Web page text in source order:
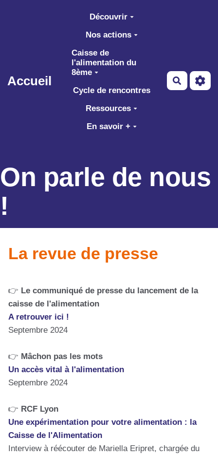
Aller au contenu principal
Accueil
Découvrir
Nos actions
Caisse de
l'alimentation du
8ème
Cycle de rencontres
Ressources
En savoir +
On parle de nous
!
La revue de presse
👉 Le communiqué de presse du lancement de la
caisse de l'alimentation
A retrouver ici !
Septembre 2024
👉 Mâchon pas les mots
Un accès vital à l'alimentation
Septembre 2024
👉 RCF Lyon
Une expérimentation pour votre alimentation : la
Caisse de l'Alimentation
Interview à réécouter de Mariella Eripret, chargée du